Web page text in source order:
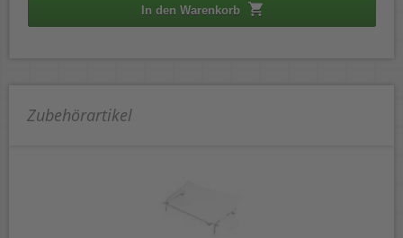
In den Warenkorb
Zubehörartikel